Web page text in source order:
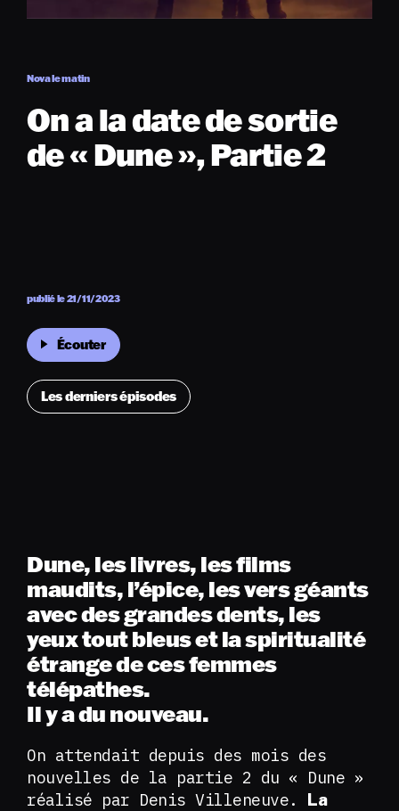
Nova le matin
On a la date de sortie
de « Dune », Partie 2
Écouter
Les derniers épisodes
publié le 21/11/2023
Dune, les livres, les films
maudits, l’épice, les vers géants
avec des grandes dents, les
yeux tout bleus et la spiritualité
étrange de ces femmes
télépathes.
Il y a du nouveau.
On attendait depuis des mois des
nouvelles de la partie 2 du « Dune »
réalisé par Denis Villeneuve.
La